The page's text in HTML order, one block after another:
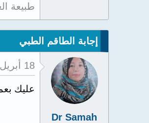
طبيعة
إجابة الطاقم الطبي
Dr Samah
18 أبريل 2022
عليك